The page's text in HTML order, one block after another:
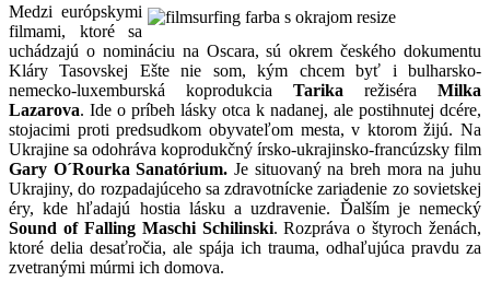
Medzi európskymi
filmami, ktoré sa
uchádzajú o nomináciu na Oscara, sú okrem českého dokumentu
Kláry Tasovskej Ešte nie som, kým chcem byť i bulharsko-
nemecko-luxemburská koprodukcia Tarika režiséra Milka
Lazarova. Ide o príbeh lásky otca k nadanej, ale postihnutej dcére,
stojacimi proti predsudkom obyvateľom mesta, v ktorom žijú. Na
Ukrajine sa odohráva koprodukčný írsko-ukrajinsko-francúzsky film
Gary O´Rourka Sanatórium. Je situovaný na breh mora na juhu
Ukrajiny, do rozpadajúceho sa zdravotnícke zariadenie zo sovietskej
éry, kde hľadajú hostia lásku a uzdravenie. Ďalším je nemecký
Sound of Falling Maschi Schilinski. Rozpráva o štyroch ženách,
ktoré delia desaťročia, ale spája ich trauma, odhaľujúca pravdu za
zvetranými múrmi ich domova.